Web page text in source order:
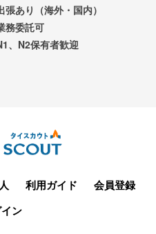
張あり（海外・国内）
務委託可
、N2保有者歓迎
利用ガイド
会員登録
ン